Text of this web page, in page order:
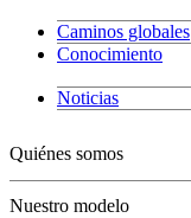
Caminos globales
Conocimiento
Noticias
Quiénes somos
Nuestro modelo